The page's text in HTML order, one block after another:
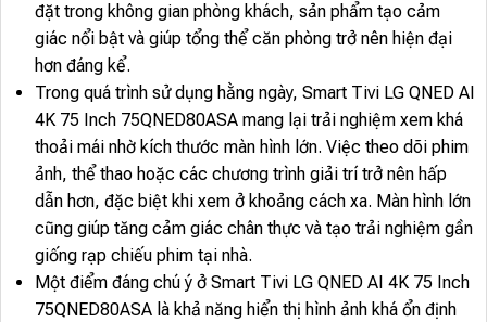
đặt trong không gian phòng khách, sản phẩm tạo cảm
giác nổi bật và giúp tổng thể căn phòng trở nên hiện đại
hơn đáng kể.
Trong quá trình sử dụng hằng ngày, Smart Tivi LG QNED AI
4K 75 Inch 75QNED80ASA mang lại trải nghiệm xem khá
thoải mái nhờ kích thước màn hình lớn. Việc theo dõi phim
ảnh, thể thao hoặc các chương trình giải trí trở nên hấp
dẫn hơn, đặc biệt khi xem ở khoảng cách xa. Màn hình lớn
cũng giúp tăng cảm giác chân thực và tạo trải nghiệm gần
giống rạp chiếu phim tại nhà.
Một điểm đáng chú ý ở Smart Tivi LG QNED AI 4K 75 Inch
75QNED80ASA là khả năng hiển thị hình ảnh khá ổn định